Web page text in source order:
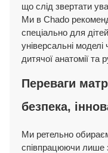
що слід звертати
Ми в Chado
спеціально для
універсальні
дитячої анатомії та
Переваги
безпека,
Ми ретельно
співпрацюючи лише